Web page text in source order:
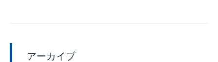
アーカイブ